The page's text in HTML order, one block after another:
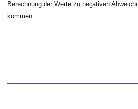
Berechnung der Werte zu negativen
kommen.